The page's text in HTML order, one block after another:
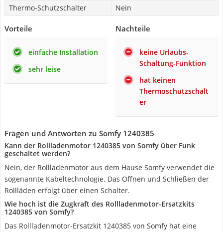
Thermo-Schutzschalter
Nein
Vorteile
einfache Installation
sehr leise
Nachteile
keine Urlaubs-
Schaltung-Funktion
hat keinen
Thermoschutzschalt
er
Fragen und Antworten zu Somfy 1240385
Kann der Rollladenmotor 1240385 von Somfy über Funk
geschaltet werden?
Nein, der Rollladenmotor aus dem Hause Somfy verwendet die
sogenannte Kabeltechnologie. Das Öffnen und Schließen der
Rollläden erfolgt über einen Schalter.
Wie hoch ist die Zugkraft des Rollladenmotor-Ersatzkits
1240385 von Somfy?
Das Rollladenmotor-Ersatzkit 1240385 von Somfy hat eine